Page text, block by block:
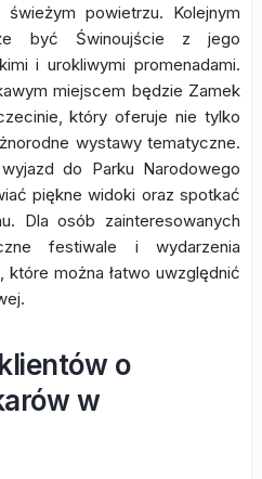
powietrzu. Kolejnym
być Świnoujście z jego
i urokliwymi promenadami.
miejscem będzie Zamek
który oferuje nie tylko
wystawy tematyczne.
do Parku Narodowego
piękne widoki oraz spotkać
Dla osób zainteresowanych
festiwale i wydarzenia
można łatwo uwzględnić
o
w